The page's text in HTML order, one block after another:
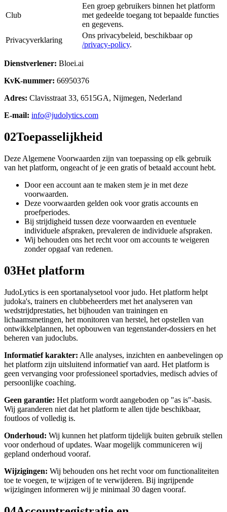
Club
Een groep gebruikers binnen het platform
met gedeelde toegang tot bepaalde functies
en gegevens.
Privacyverklaring
Ons privacybeleid, beschikbaar op
/privacy-policy.
Dienstverlener: Bloei.ai
KvK-nummer: 66950376
Adres: Clavisstraat 33, 6515GA, Nijmegen, Nederland
E-mail: info@judolytics.com
02Toepasselijkheid
Deze Algemene Voorwaarden zijn van toepassing op elk gebruik
van het platform, ongeacht of je een gratis of betaald account hebt.
Door een account aan te maken stem je in met deze
voorwaarden.
Deze voorwaarden gelden ook voor gratis accounts en
proefperiodes.
Bij strijdigheid tussen deze voorwaarden en eventuele
individuele afspraken, prevaleren de individuele afspraken.
Wij behouden ons het recht voor om accounts te weigeren
zonder opgaaf van redenen.
03Het platform
JudoLytics is een sportanalysetool voor judo. Het platform helpt
judoka's, trainers en clubbeheerders met het analyseren van
wedstrijdprestaties, het bijhouden van trainingen en
lichaamsmetingen, het monitoren van herstel, het opstellen van
ontwikkelplannen, het opbouwen van tegenstander-dossiers en het
beheren van judoclubs.
Informatief karakter: Alle analyses, inzichten en aanbevelingen op
het platform zijn uitsluitend informatief van aard. Het platform is
geen vervanging voor professioneel sportadvies, medisch advies of
persoonlijke coaching.
Geen garantie: Het platform wordt aangeboden op "as is"-basis.
Wij garanderen niet dat het platform te allen tijde beschikbaar,
foutloos of volledig is.
Onderhoud: Wij kunnen het platform tijdelijk buiten gebruik stellen
voor onderhoud of updates. Waar mogelijk communiceren wij
gepland onderhoud vooraf.
Wijzigingen: Wij behouden ons het recht voor om functionaliteiten
toe te voegen, te wijzigen of te verwijderen. Bij ingrijpende
wijzigingen informeren wij je minimaal 30 dagen vooraf.